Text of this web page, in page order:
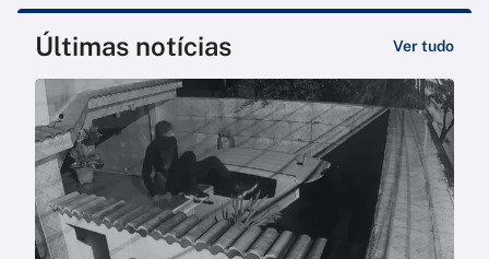
Últimas notícias Ver tudo